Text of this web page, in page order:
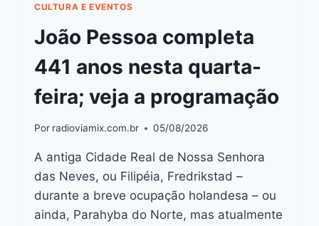
CULTURA E EVENTOS
João Pessoa completa
441 anos nesta quarta-
feira; veja a programação
Por radioviamix.com.br 05/08/2026
A antiga Cidade Real de Nossa Senhora
das Neves, ou Filipéia, Fredrikstad –
durante a breve ocupação holandesa – ou
ainda, Parahyba do Norte, mas atualmente